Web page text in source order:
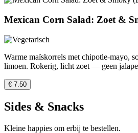
Mexican Corn Salad: Zoet &
Warme maïskorrels met chipotle-mayo,
limoen. Rokerig, licht zoet — geen
€ 7.50
Sides & Snacks
Kleine happies om erbij te bestellen.